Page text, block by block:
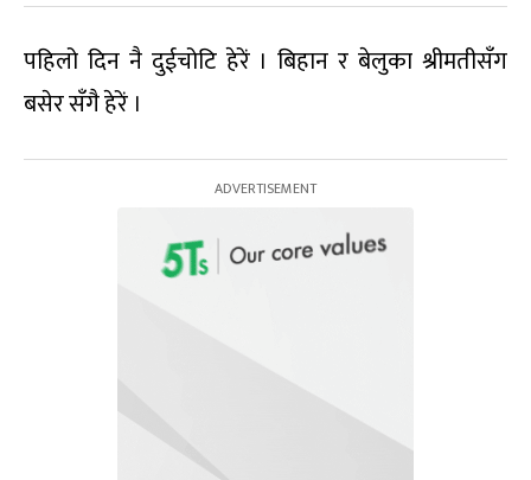
पहिलो दिन नै दुईचोटि हेरें । बिहान र बेलुका श्रीमतीसँग
बसेर सँगै हेरें ।